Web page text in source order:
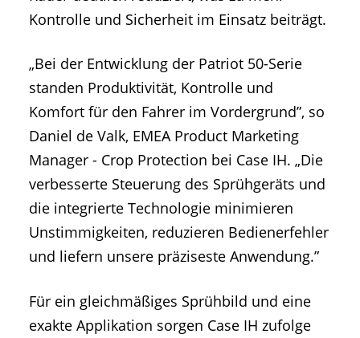
Kontrolle und Sicherheit im Einsatz beiträgt.
„Bei der Entwicklung der Patriot 50-Serie
standen Produktivität, Kontrolle und
Komfort für den Fahrer im Vordergrund”, so
Daniel de Valk, EMEA Product Marketing
Manager - Crop Protection bei Case IH. „Die
verbesserte Steuerung des Sprühgeräts und
die integrierte Technologie minimieren
Unstimmigkeiten, reduzieren Bedienerfehler
und liefern unsere präziseste Anwendung.”
Für ein gleichmäßiges Sprühbild und eine
exakte Applikation sorgen Case IH zufolge